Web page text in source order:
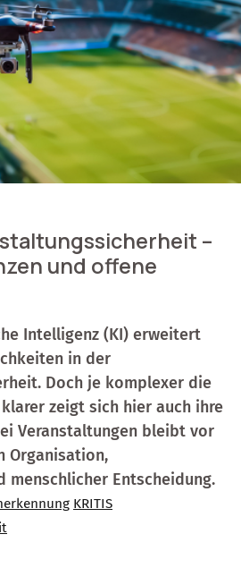
–
und offene
Intelligenz (KI) erweitert
in der
Doch je komplexer die
zeigt sich hier auch ihre
Veranstaltungen bleibt vor
Organisation,
menschlicher Entscheidung.
KRITIS